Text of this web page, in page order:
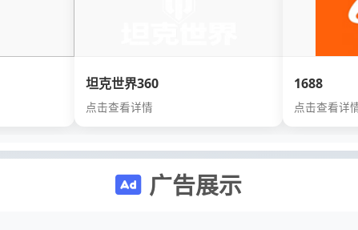
坦克世界360
点击查看详情
1688
点击查看详
广告展示